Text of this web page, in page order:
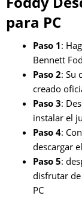
para PC
Paso 1:
Bennett
Paso 2: Su
creado
Paso 3:
instalar el
Paso 4:
descargar
Paso 5:
disfrutar
PC